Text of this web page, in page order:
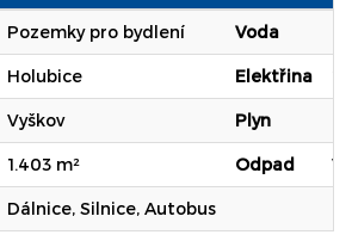
Pozemky pro bydlení Voda
Holubice Elektřina
Vyškov Plyn
1.403 m² Odpad
Dálnice, Silnice, Autobus